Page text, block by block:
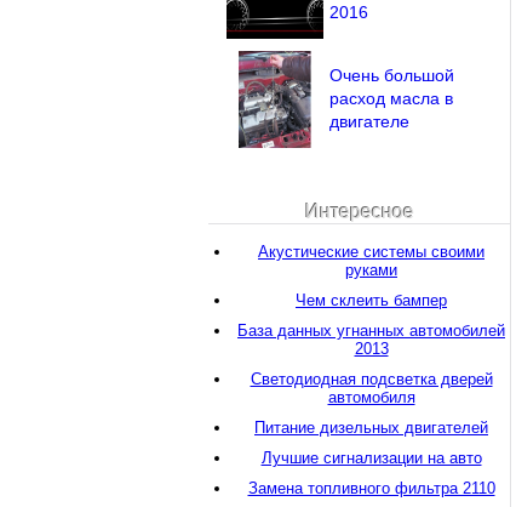
2016
Очень большой
расход масла в
двигателе
Интересное
Акустические системы своими
руками
Чем склеить бампер
База данных угнанных автомобилей
2013
Светодиодная подсветка дверей
автомобиля
Питание дизельных двигателей
Лучшие сигнализации на авто
Замена топливного фильтра 2110